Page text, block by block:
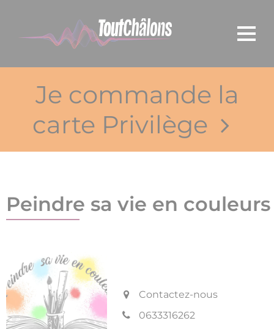
Je commande la
carte Privilège
Peindre sa vie en couleurs
Contactez-nous
0633316262